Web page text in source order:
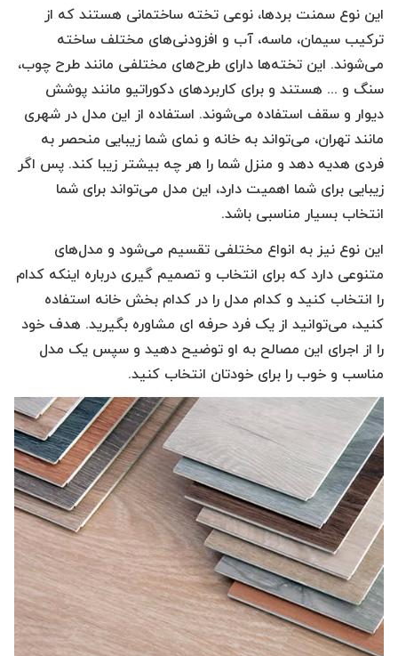
این نوع سمنت بردها، نوعی تخته ساختمانی هستند که از
ترکیب سیمان، ماسه، آب و افزودنی‌های مختلف ساخته
می‌شوند. این تخته‌ها دارای طرح‌های مختلفی مانند طرح چوب،
سنگ و ... هستند و برای کاربردهای دکوراتیو مانند پوشش
دیوار و سقف استفاده می‌شوند. استفاده از این مدل در شهری
مانند تهران، می‌تواند به خانه و نمای شما زیبایی منحصر به
فردی هدیه دهد و منزل شما را هر چه بیشتر زیبا کند. پس اگر
زیبایی برای شما اهمیت دارد، این مدل می‌تواند برای شما
انتخاب بسیار مناسبی باشد.
این نوع نیز به انواع مختلفی تقسیم می‌شود و مدل‌های
متنوعی دارد که برای انتخاب و تصمیم گیری درباره اینکه کدام
را انتخاب کنید و کدام مدل را در کدام بخش خانه استفاده
کنید، می‌توانید از یک فرد حرفه ای مشاوره بگیرید. هدف خود
را از اجرای این مصالح به او توضیح دهید و سپس یک مدل
مناسب و خوب را برای خودتان انتخاب کنید.